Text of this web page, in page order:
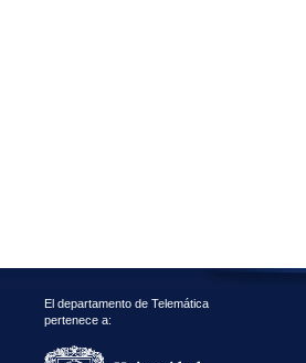
El departamento de Telemática
pertenece a: